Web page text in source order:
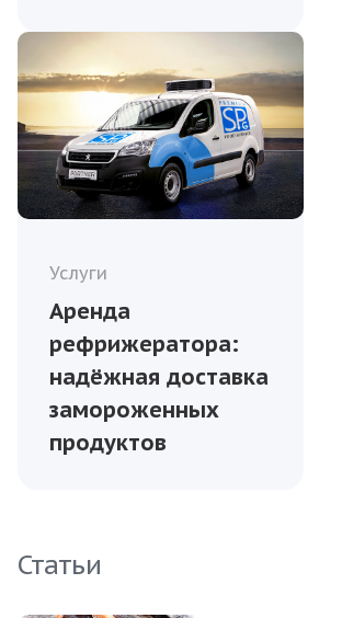
Услуги
Аренда
рефрижератора:
надёжная доставка
замороженных
продуктов
Статьи